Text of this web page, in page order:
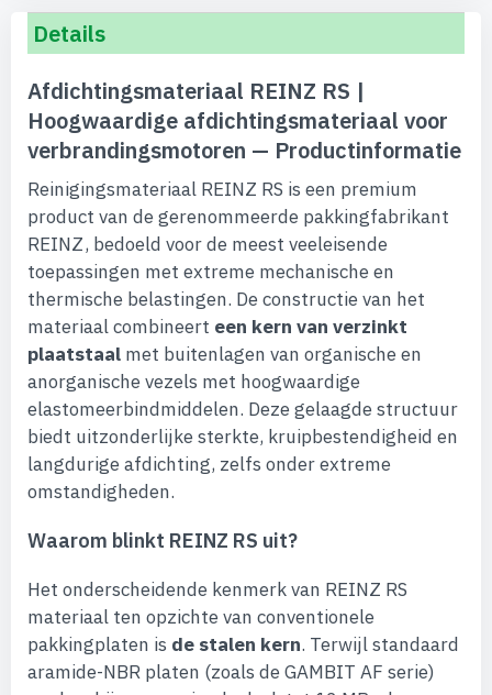
Details
Afdichtingsmateriaal REINZ RS |
Hoogwaardige afdichtingsmateriaal voor
verbrandingsmotoren — Productinformatie
Reinigingsmateriaal REINZ RS is een premium
product van de gerenommeerde pakkingfabrikant
REINZ, bedoeld voor de meest veeleisende
toepassingen met extreme mechanische en
thermische belastingen. De constructie van het
materiaal combineert een kern van verzinkt
plaatstaal met buitenlagen van organische en
anorganische vezels met hoogwaardige
elastomeerbindmiddelen. Deze gelaagde structuur
biedt uitzonderlijke sterkte, kruipbestendigheid en
langdurige afdichting, zelfs onder extreme
omstandigheden.
Waarom blinkt REINZ RS uit?
Het onderscheidende kenmerk van REINZ RS
materiaal ten opzichte van conventionele
pakkingplaten is de stalen kern. Terwijl standaard
aramide-NBR platen (zoals de GAMBIT AF serie)